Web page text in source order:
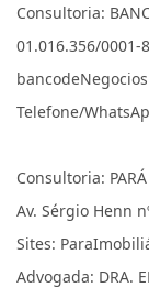
Consultoria:
01.016.356/
Telefone/
Consultoria:
Av. Sérgio Henn
Sites:
Advogada: DRA.